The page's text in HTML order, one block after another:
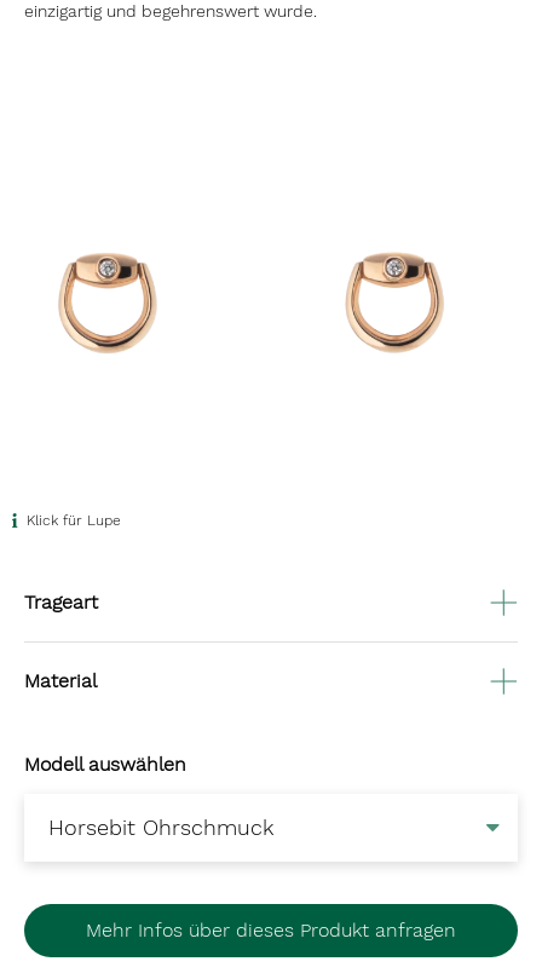
einzigartig und begehrenswert wurde.
Klick für Lupe
Trageart
Material
Modell auswählen
Mehr Infos über dieses Produkt anfragen